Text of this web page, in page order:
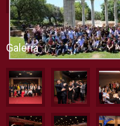
Galeria